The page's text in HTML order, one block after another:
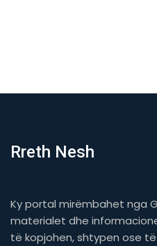
Rreth Nesh
Ky portal mirëmbahet nga
materialet dhe
të kopjohen, shtypen ose